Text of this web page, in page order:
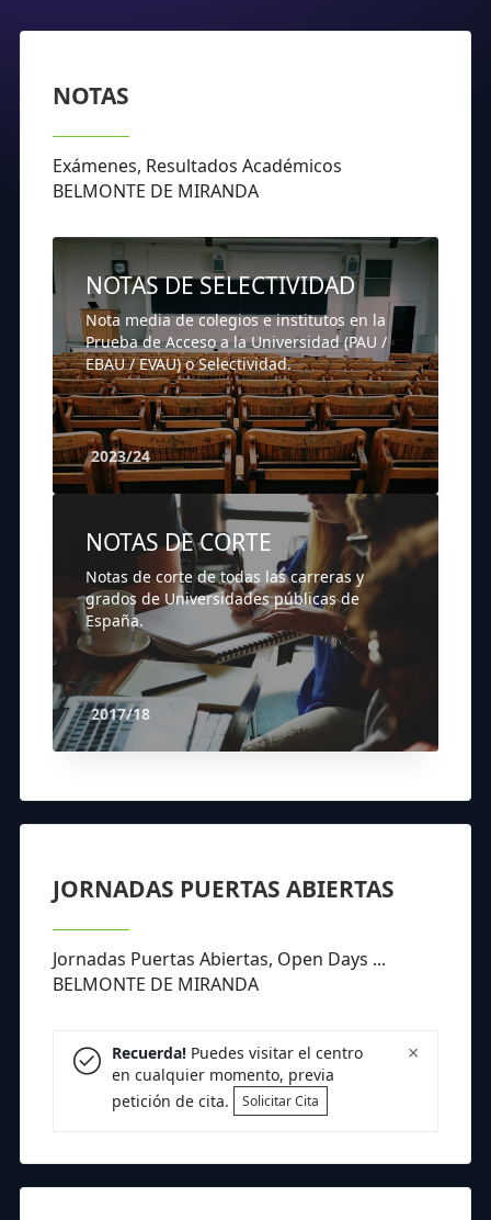
NOTAS
Exámenes, Resultados Académicos
BELMONTE DE MIRANDA
NOTAS DE SELECTIVIDAD
Nota media de colegios e institutos en la
Prueba de Acceso a la Universidad (PAU /
EBAU / EVAU) o Selectividad.
2023/24
NOTAS DE CORTE
Notas de corte de todas las carreras y
grados de Universidades públicas de
España.
2017/18
JORNADAS PUERTAS ABIERTAS
Jornadas Puertas Abiertas, Open Days ...
BELMONTE DE MIRANDA
×
Recuerda!Puedes visitar el centro
en cualquier momento, previa
petición de cita.
Solicitar Cita